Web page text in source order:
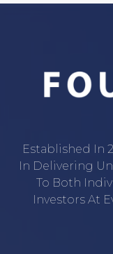
Established In
In Delivering
To Both
Investors At